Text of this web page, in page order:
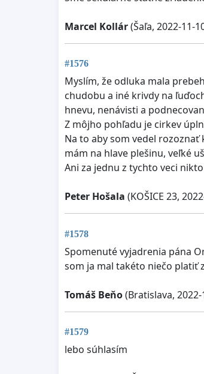
Marcel Kollár(Šaľa, 2022-11-
#1576
Myslím, že odluka mala
chudobu a iné krivdy na
hnevu, nenávisti a
Z môjho pohľadu je cirkev
Na to aby som vedel
mám na hlave plešinu, veľké
Ani za jednu z tychto veci
Peter Hošala (KOŠICE 23,
#1578
Spomenuté vyjadrenia pána
som ja mal takéto niečo platiť
Tomáš Beňo(Bratislava, 2022-
#1579
lebo súhlasím